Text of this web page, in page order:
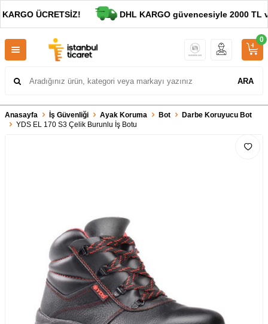
ÜCRETSİZ! DHL KARGO güvencesiyle 2000 TL ve
ARA
0
Anasayfa İş Güvenliği Ayak Koruma Bot
Darbe Koruyucu Bot
YDS EL 170 S3 Çelik Burunlu İş Botu